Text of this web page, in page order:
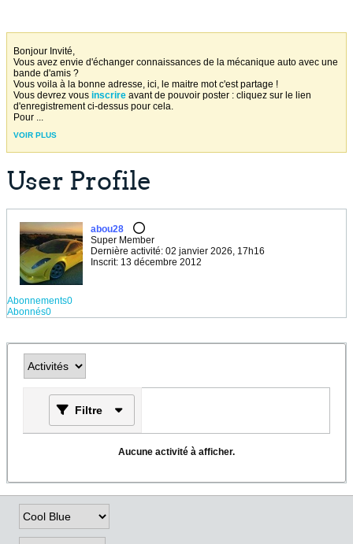
Bonjour Invité,
Vous avez envie d'échanger connaissances de la mécanique auto avec une
bande d'amis ?
Vous voila à la bonne adresse, ici, le maitre mot c'est partage !
Vous devrez vous inscrire avant de pouvoir poster : cliquez sur le lien
d'enregistrement ci-dessus pour cela.
Pour ...
VOIR PLUS
User Profile
abou28
Super Member
Dernière activité: 02 janvier 2026, 17h16
Inscrit: 13 décembre 2012
Abonnements0
Abonnés0
Filtre
Aucune activité à afficher.